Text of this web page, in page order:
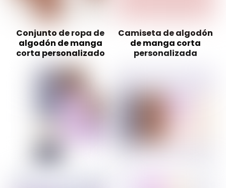
Conjunto de ropa de
algodón de manga
corta personalizado
Camiseta de algodón
de manga corta
personalizada